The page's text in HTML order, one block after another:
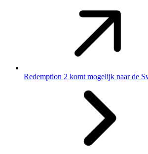
Redemption 2 komt mogelijk naar de